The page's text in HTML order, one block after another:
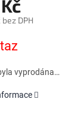
bez DPH
vyprodána…